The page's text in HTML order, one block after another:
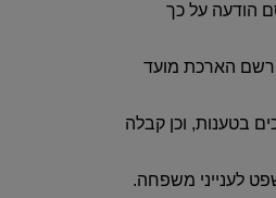
הודעה על כך
מסוימים, לבקש מהרשם הארכת מועד
בטענות, וכן קבלה
לענייני משפחה.